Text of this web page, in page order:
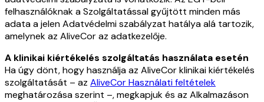
felhasználóknak a Szolgáltatással gyűjtött minden más
adata a jelen Adatvédelmi szabályzat hatálya alá tartozik,
amelynek az AliveCor az adatkezelője.
A klinikai kiértékelés szolgáltatás használata esetén
Ha úgy dönt, hogy használja az AliveCor klinikai kiértékelés
szolgáltatását – az AliveCor Használati feltételek
meghatározása szerint –, megkapjuk és az Alkalmazáson